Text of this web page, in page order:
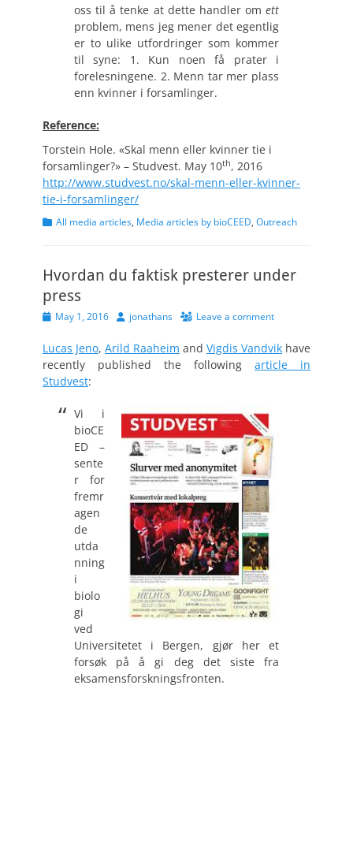
oss til å tenke at dette handler om ett
problem, mens jeg mener det egentlig
er to ulike utfordringer som kommer
til syne: 1. Kun noen få prater i
forelesningene. 2. Menn tar mer plass
enn kvinner i forsamlinger.
Reference:
Torstein Hole. «Skal menn eller kvinner tie i
forsamlinger?» – Studvest. May 10th, 2016
http://www.studvest.no/skal-menn-eller-kvinner-
tie-i-forsamlinger/
Categories
All media articles, Media articles by bioCEED, Outreach
Hvordan du faktisk presterer under
press
PostedMay 1, 2016 Authorjonathans Leave a comment
Lucas Jeno, Arild Raaheim and Vigdis Vandvik have
recently published the following article in
Studvest:
Vi i
bioCE
ED –
sente
r for
fremr
agen
de
utda
nning
i
biolo
gi
ved
Universitetet i Bergen, gjør her et
forsøk på å gi deg det siste fra
eksamensforskningsfronten.